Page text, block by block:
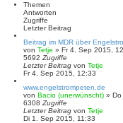
Themen
Antworten
Zugriffe
Letzter Beitrag
Beitrag im MDR über
von Tetje » Fr 4. Sep 2015,
5692 Zugriffe
Letzter Beitrag von Tetje
Fr 4. Sep 2015, 12:33
www.engelstrompeten.de
von Bacio (unerwünscht) » Do
6308 Zugriffe
Letzter Beitrag von Tetje
Di 1. Sep 2015, 11:33